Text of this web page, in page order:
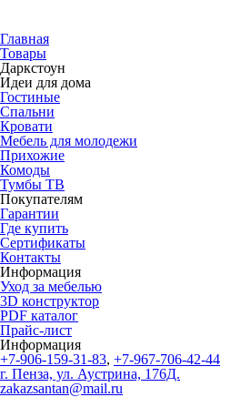
Главная
Товары
Даркстоун
Идеи для дома
Гостиные
Спальни
Кровати
Мебель для молодежи
Прихожие
Комоды
Тумбы ТВ
Покупателям
Гарантии
Где купить
Сертификаты
Контакты
Информация
Уход за мебелью
3D конструктор
PDF каталог
Прайс-лист
Информация
+7-906-159-31-83, +7-967-706-42-44
г. Пенза, ул. Аустрина, 176Д.
zakazsantan@mail.ru